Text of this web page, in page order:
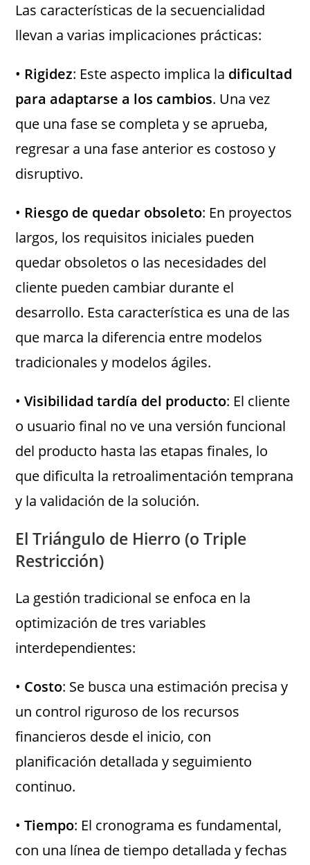
Las características de la secuencialidad
llevan a varias implicaciones prácticas:
• Rigidez: Este aspecto implica la dificultad
para adaptarse a los cambios. Una vez
que una fase se completa y se aprueba,
regresar a una fase anterior es costoso y
disruptivo.
• Riesgo de quedar obsoleto: En proyectos
largos, los requisitos iniciales pueden
quedar obsoletos o las necesidades del
cliente pueden cambiar durante el
desarrollo. Esta característica es una de las
que marca la diferencia entre modelos
tradicionales y modelos ágiles.
•Visibilidad tardía del producto: El cliente
o usuario final no ve una versión funcional
del producto hasta las etapas finales, lo
que dificulta la retroalimentación temprana
y la validación de la solución.
El Triángulo de Hierro (o Triple
Restricción)
La gestión tradicional se enfoca en la
optimización de tres variables
interdependientes:
• Costo: Se busca una estimación precisa y
un control riguroso de los recursos
financieros desde el inicio, con
planificación detallada y seguimiento
continuo.
•Tiempo: El cronograma es fundamental,
con una línea de tiempo detallada y fechas